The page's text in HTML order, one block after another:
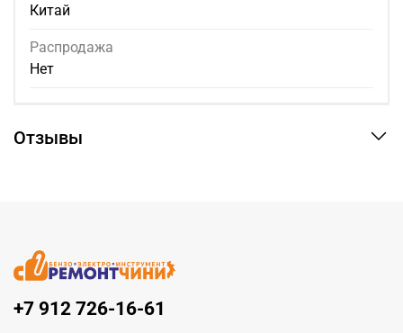
Китай
Распродажа
Нет
Отзывы
+7 912 726-16-61